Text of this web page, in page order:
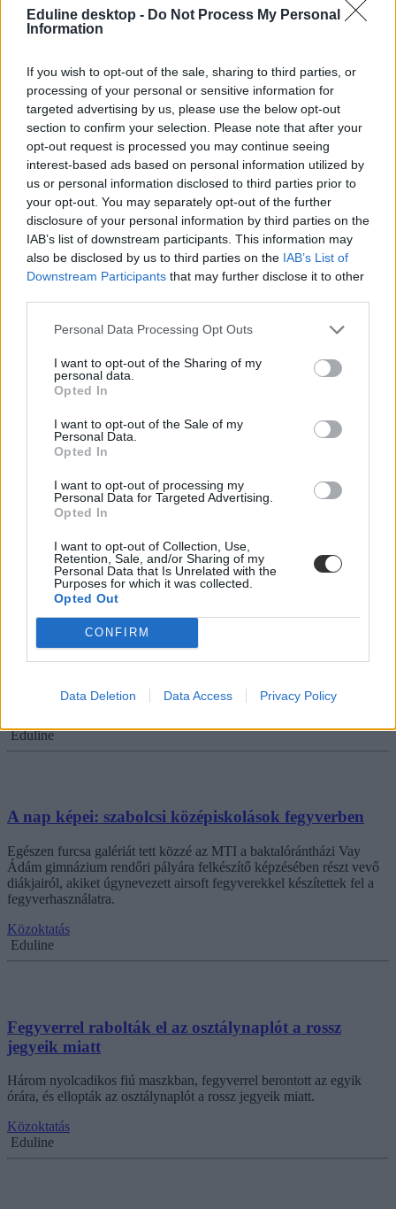
Eduline desktop - Do Not Process My Personal
Information
If you wish to opt-out of the sale, sharing to third parties, or
processing of your personal or sensitive information for
targeted advertising by us, please use the below opt-out
section to confirm your selection. Please note that after your
opt-out request is processed you may continue seeing
interest-based ads based on personal information utilized by
us or personal information disclosed to third parties prior to
your opt-out. You may separately opt-out of the further
disclosure of your personal information by third parties on the
IAB’s list of downstream participants. This information may
also be disclosed by us to third parties on the IAB’s List of
Downstream Participants that may further disclose it to other
Personal Data Processing Opt Outs
I want to opt-out of the Sharing of my
personal data.
Opted In
I want to opt-out of the Sale of my
Personal Data.
Opted In
I want to opt-out of processing my
Personal Data for Targeted Advertising.
Opted In
I want to opt-out of Collection, Use,
Retention, Sale, and/or Sharing of my
Personal Data that Is Unrelated with the
Purposes for which it was collected.
Opted Out
CONFIRM
Data Deletion Data Access Privacy Policy
balatonföldvári iskolában
Közoktatás
Székács Linda
Vádat emeltek a tanárát meglövő hatéves fiú
édesanyja ellen
Az eset még januárban történt. A felépülése után a tanárnő kártérítési
pert indított a tankerület ellen, a virginiai ügyészség viszont a
szülőket vonta felelősségre.
Közoktatás
százezrei maradtak ki az oktatásból
Kamerunban több százezer diák maradt ki az iskolából, több mint
éve dúló politikai válság miatt.
Campus life
Fegyverbotrány a Szegedi Tudományegyetemen: a
TEK lépett közbe
egyetem egyik épületében.
Eduline
A nap képei: szabolcsi középiskolások fegyverben
Egészen furcsa galériát tett közzé az MTI a baktalórántházi Vay
Ádám gimnázium rendőri pályára felkészítő képzésében részt vevő
diákjairól, akiket úgynevezett airsoft fegyverekkel készítettek fel a
fegyverhasználatra.
Közoktatás
Eduline
Fegyverrel rabolták el az osztálynaplót a rossz
jegyeik miatt
Három nyolcadikos fiú maszkban, fegyverrel berontott az egyik
órára, és ellopták az osztálynaplót a rossz jegyeik miatt.
Közoktatás
Eduline